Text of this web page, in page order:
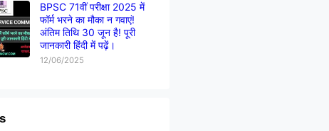
BPSC 71वीं परीक्षा 2025 में
फॉर्म भरने का मौका न गवाएं!
अंतिम तिथि 30 जून है! पूरी
जानकारी हिंदी में पढ़ें।
12/06/2025